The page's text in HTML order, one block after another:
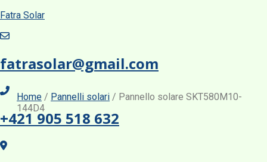
Fatra Solar
fatrasolar@gmail.com
+421 905 518 632
Home / Pannelli solari / Pannello solare SKT580M10-
144D4